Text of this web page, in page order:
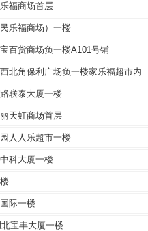
福商场首层
乐福商场）一楼
百货商场负一楼A101号铺
北角保利广场负一楼家乐福超市内
联泰大厦一楼
天虹商场首层
人人乐超市一楼
科大厦一楼
际一楼
宝丰大厦一楼